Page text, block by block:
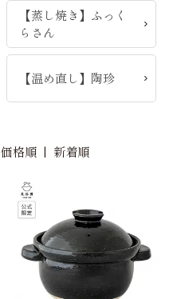
【蒸し焼き】ふっく
らさん
【温め直し】陶珍
価格順| 新着順